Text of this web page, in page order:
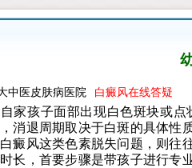
中医皮肤病医院 白癜风在线答疑
家孩子面部出现白色斑块或
消退周期取决于白斑的具体性
癜风这类色素脱失问题，则往
长，首要步骤是带孩子进行专